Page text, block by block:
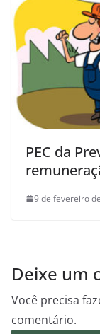
PEC da
9 de fevereiro
Deixe um
Você precisa
comentário.